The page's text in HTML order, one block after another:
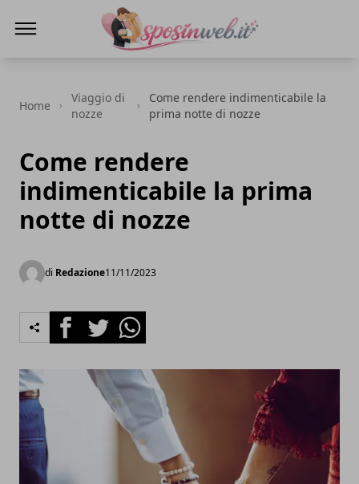
Home
Viaggio di
nozze
Come rendere indimenticabile la
prima notte di nozze
Come rendere
indimenticabile la prima
notte di nozze
di Redazione11/11/2023
FacebookTwitterWhatsapp